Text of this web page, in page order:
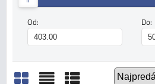
Od: Do: